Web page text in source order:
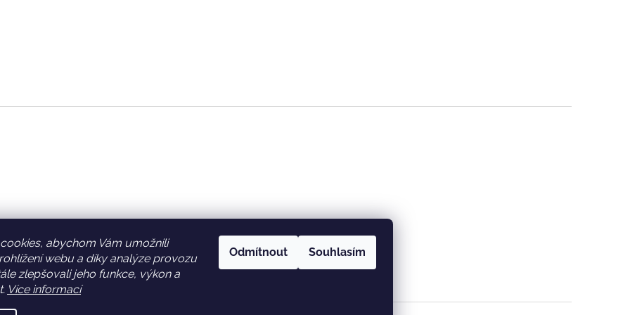
abychom Vám umožnili
webu a díky analýze provozu
zlepšovali jeho funkce, výkon a
Více informací
Odmítnout Souhlasím
Facebook Věrnostní slevy